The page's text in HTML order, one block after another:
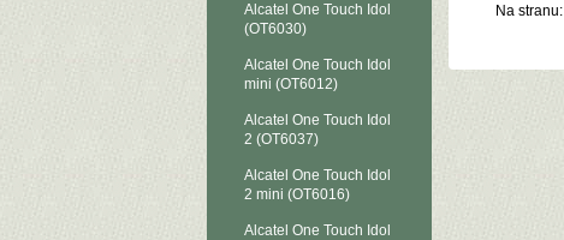
Alcatel One Touch Idol
(OT6030)
Alcatel One Touch Idol
mini (OT6012)
Alcatel One Touch Idol
2 (OT6037)
Alcatel One Touch Idol
2 mini (OT6016)
Alcatel One Touch Idol
Na stranu: